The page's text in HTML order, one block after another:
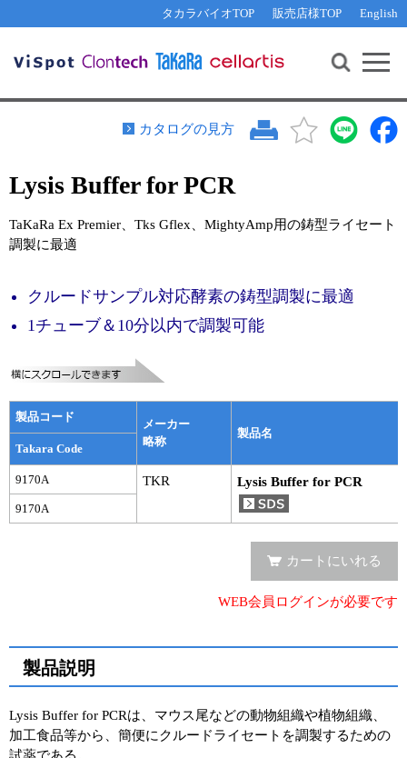
タカラバイオTOP 販売店様TOP English
機能解析・サイレンシング
PCR・等温増幅
リアルタイムPCR（qPCR）
サンプル請求
その他 ライセンスに関するご相談
遺伝子組換え生物該当製品
研究支援ツール
Cut-Site Navigator 制限酵素切断サイトの検索
In-Fusion Cloning プライマー設計
抗体検索サイト
リアルタイムPCR （インターカレーター法）
プライマー検索・注文
プライマー・プローブ検索・注文
機器ソフトウェア・ベクター配列ダウンロード
ラーニングセンター
実験ガイド
リアルタイムPCR実験ガイド
遺伝子検査ガイド（食品・水質・家畜他）
NGSポータルサイト
細胞選択ガイド
エピジェネティクス実験ガイド
RNAi実験ガイド
お問い合わせ WEB会員登録
カタログの見方
Lysis Buffer for PCR
TaKaRa Ex Premier、Tks Gflex、MightyAmp用の鋳型ライセート
調製に最適
クルードサンプル対応酵素の鋳型調製に最適
1チューブ＆10分以内で調製可能
製品コード
メーカー
略称
製品名
Takara Code
9170A TKR Lysis Buffer for PCR
9170A
カートにいれる
WEB会員ログインが必要です
製品説明
Lysis Buffer for PCRは、マウス尾などの動物組織や植物組織、
加工食品等から、簡便にクルードライセートを調製するための